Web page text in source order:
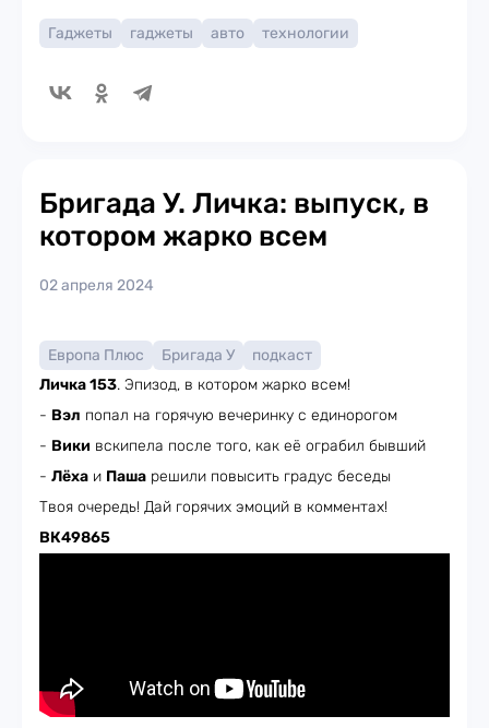
Гаджеты гаджеты авто технологии
Бригада У. Личка: выпуск, в
котором жарко всем
02 апреля 2024
Европа Плюс Бригада У
подкаст
Личка 153. Эпизод, в котором жарко всем!
- Вэл попал на горячую вечеринку с единорогом
- Вики вскипела после того, как её ограбил бывший
- Лёха и Паша решили повысить градус беседы
Твоя очередь! Дай горячих эмоций в комментах!
ВК49865